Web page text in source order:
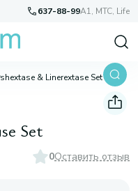
637-88-99A1, МТС, Life
& Linerextase Set
Set
0Оставить отзыв